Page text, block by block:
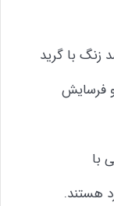
با گرید
و فرسایش
با
هستند.